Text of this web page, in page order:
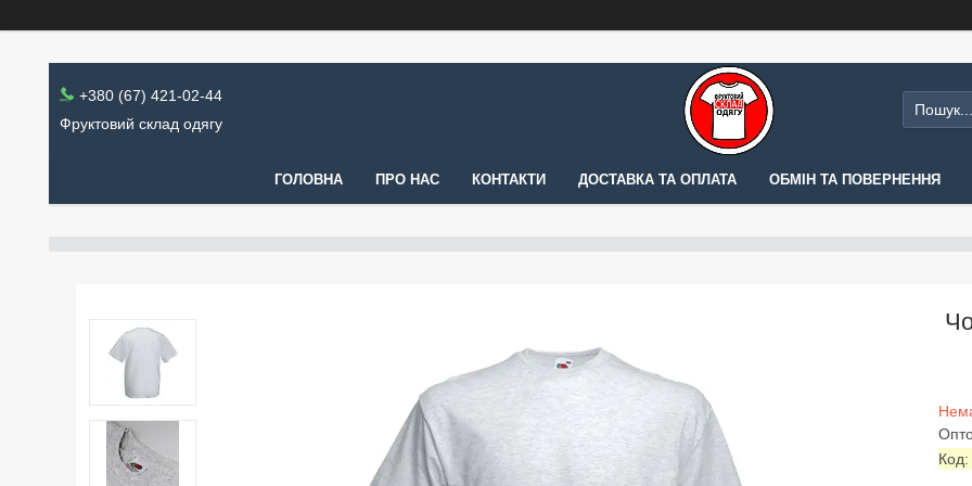
+380 (67) 421-02-44
Фруктовий склад одягу
ГОЛОВНА ПРО НАС КОНТАКТИ ДОСТАВКА ТА ОПЛАТА ОБМІН ТА ПОВЕРНЕННЯ
Код: